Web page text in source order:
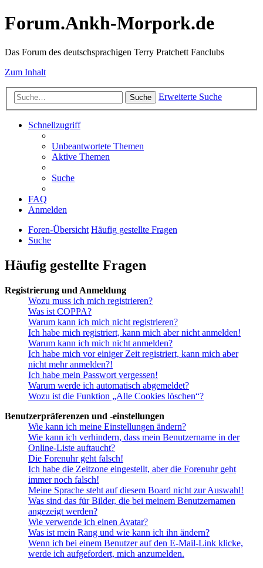
Forum.Ankh-Morpork.de
Das Forum des deutschsprachigen Terry Pratchett Fanclubs
Zum Inhalt
Suche Erweiterte Suche
Schnellzugriff
Unbeantwortete Themen
Aktive Themen
Suche
FAQ
Anmelden
Foren-Übersicht Häufig gestellte Fragen
Suche
Häufig gestellte Fragen
Registrierung und Anmeldung
Wozu muss ich mich registrieren?
Was ist COPPA?
Warum kann ich mich nicht registrieren?
Ich habe mich registriert, kann mich aber nicht anmelden!
Warum kann ich mich nicht anmelden?
Ich habe mich vor einiger Zeit registriert, kann mich aber
nicht mehr anmelden?!
Ich habe mein Passwort vergessen!
Warum werde ich automatisch abgemeldet?
Wozu ist die Funktion „Alle Cookies löschen“?
Benutzerpräferenzen und -einstellungen
Wie kann ich meine Einstellungen ändern?
Wie kann ich verhindern, dass mein Benutzername in der
Online-Liste auftaucht?
Die Forenuhr geht falsch!
Ich habe die Zeitzone eingestellt, aber die Forenuhr geht
immer noch falsch!
Meine Sprache steht auf diesem Board nicht zur Auswahl!
Was sind das für Bilder, die bei meinem Benutzernamen
angezeigt werden?
Wie verwende ich einen Avatar?
Was ist mein Rang und wie kann ich ihn ändern?
Wenn ich bei einem Benutzer auf den E-Mail-Link klicke,
werde ich aufgefordert, mich anzumelden.